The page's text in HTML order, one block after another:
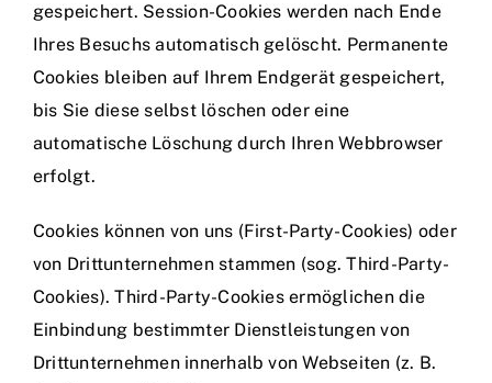
gespeichert. Session-Cookies werden nach Ende
Ihres Besuchs automatisch gelöscht. Permanente
Cookies bleiben auf Ihrem Endgerät gespeichert,
bis Sie diese selbst löschen oder eine
automatische Löschung durch Ihren Webbrowser
erfolgt.
Cookies können von uns (First-Party-Cookies) oder
von Drittunternehmen stammen (sog. Third-Party-
Cookies). Third-Party-Cookies ermöglichen die
Einbindung bestimmter Dienstleistungen von
Drittunternehmen innerhalb von Webseiten (z. B.